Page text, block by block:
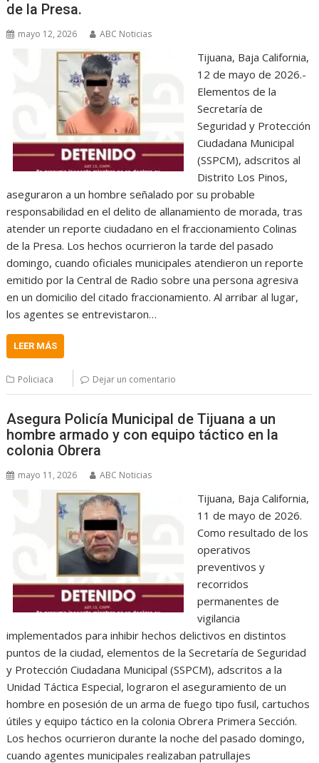
de la Presa.
mayo 12, 2026 ABC Noticias
Tijuana, Baja California,
12 de mayo de 2026.-
Elementos de la
Secretaría de
Seguridad y Protección
Ciudadana Municipal
(SSPCM), adscritos al
Distrito Los Pinos,
aseguraron a un hombre señalado por su probable
responsabilidad en el delito de allanamiento de morada, tras
atender un reporte ciudadano en el fraccionamiento Colinas
de la Presa. Los hechos ocurrieron la tarde del pasado
domingo, cuando oficiales municipales atendieron un reporte
emitido por la Central de Radio sobre una persona agresiva
en un domicilio del citado fraccionamiento. Al arribar al lugar,
los agentes se entrevistaron…
LEER MÁS
Policiaca Dejar un comentario
Asegura Policía Municipal de Tijuana a un
hombre armado y con equipo táctico en la
colonia Obrera
mayo 11, 2026 ABC Noticias
Tijuana, Baja California,
11 de mayo de 2026.
Como resultado de los
operativos
preventivos y
recorridos
permanentes de
vigilancia
implementados para inhibir hechos delictivos en distintos
puntos de la ciudad, elementos de la Secretaría de Seguridad
y Protección Ciudadana Municipal (SSPCM), adscritos a la
Unidad Táctica Especial, lograron el aseguramiento de un
hombre en posesión de un arma de fuego tipo fusil, cartuchos
útiles y equipo táctico en la colonia Obrera Primera Sección.
Los hechos ocurrieron durante la noche del pasado domingo,
cuando agentes municipales realizaban patrullajes